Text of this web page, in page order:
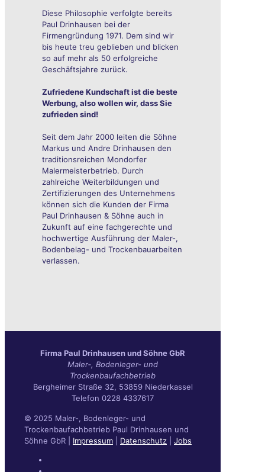
Diese Philosophie verfolgte bereits
Paul Drinhausen bei der
Firmengründung 1971. Dem sind wir
bis heute treu geblieben und blicken
so auf mehr als 50 erfolgreiche
Geschäftsjahre zurück.
Zufriedene Kundschaft ist die beste
Werbung, also wollen wir, dass Sie
zufrieden sind!
Seit dem Jahr 2000 leiten die Söhne
Markus und Andre Drinhausen den
traditionsreichen Mondorfer
Malermeisterbetrieb. Durch
zahlreiche Weiterbildungen und
Zertifizierungen des Unternehmens
können sich die Kunden der Firma
Paul Drinhausen & Söhne auch in
Zukunft auf eine fachgerechte und
hochwertige Ausführung der Maler-,
Bodenbelag- und Trockenbauarbeiten
verlassen.
Fir­ma Paul Drin­hau­sen und Söh­ne GbR
Maler‑, Boden­le­ger- und
Trockenbaufachbetrieb
Berg­hei­mer Stra­ße 32, 53859 Niederkassel
Tele­fon 0228 4337617
© 2025 Maler-, Bodenleger- und
Trockenbaufachbetrieb Paul Drinhausen und
Söhne GbR | Impressum Datenschutz Jobs